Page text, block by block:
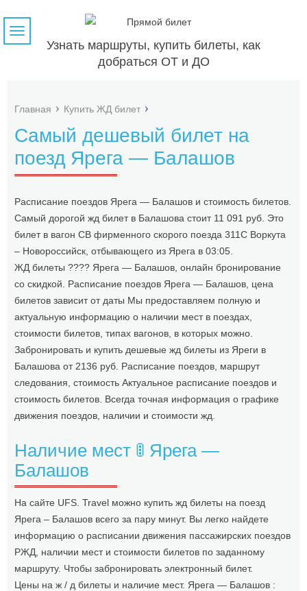
Узнать маршруты, купить билеты, как
добраться ОТ и ДО
Навигация
Главная Купить ЖД билет
Самый дешевый билет на
поезд Ярега — Балашов
Расписание поездов Ярега — Балашов и стоимость билетов.
Самый дорогой жд билет в Балашова стоит 11 091 руб. Это
билет в вагон СВ фирменного скорого поезда 311С Воркута
– Новороссийск, отбывающего из Ярега в 03:05.
ЖД билеты ???? Ярега — Балашов, онлайн бронирование
со скидкой. Расписание поездов Ярега — Балашов, цена
билетов зависит от даты Мы предоставляем полную и
актуальную информацию о наличии мест в поездах,
стоимости билетов, типах вагонов, в которых можно.
Забронировать и купить дешевые жд билеты из Яреги в
Балашова от 2136 руб. Расписание поездов, маршрут
следования, стоимость Актуальное расписание поездов и
стоимость билетов. Всегда точная информация о графике
движения поездов, наличии и стоимости жд.
Наличие мест 🚦 Ярега —
Балашов
На сайте UFS. Travel можно купить жд билеты на поезд
Ярега – Балашов всего за пару минут. Вы легко найдете
информацию о расписании движения пассажирских поездов
РЖД, наличии мест и стоимости билетов по заданному
маршруту. Чтобы забронировать электронный билет.
Цены на ж / д билеты и наличие мест. Ярега — Балашов :